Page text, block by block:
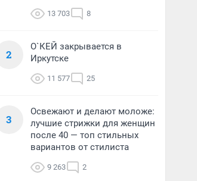
13 703 8
2
О`КЕЙ закрывается в
Иркутске
11 577 25
3
Освежают и делают моложе:
лучшие стрижки для женщин
после 40 — топ стильных
вариантов от стилиста
9 263 2